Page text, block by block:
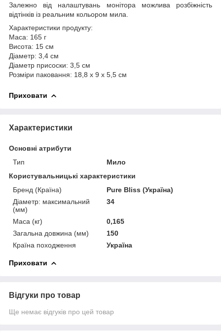
Залежно від налаштувань монітора можлива розбіжність
відтінків із реальним кольором мила.
Характеристики продукту:
Маса: 165 г
Висота: 15 см
Діаметр: 3,4 см
Діаметр присоски: 3,5 см
Розміри паковання: 18,8 x 9 x 5,5 см
Приховати
Характеристики
Основні атрибути
Тип
Мило
Користувальницькі характеристики
Бренд (Країна)
Pure Bliss (Україна)
Діаметр: максимальний
(мм)
34
Маса (кг)
0,165
Загальна довжина (мм)
150
Країна походження
Україна
Приховати
Відгуки про товар
Ще немає відгуків про цей товар